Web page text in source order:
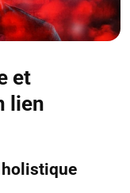
et
lien
holistique